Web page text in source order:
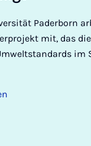
Paderborn
mit, das
im